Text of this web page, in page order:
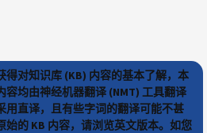
得对知识库 (KB) 内容的基本了解，本
容均由神经机器翻译 (NMT) 工具翻译
用直译，且有些字词的翻译可能不甚
始的 KB 内容，请浏览英文版本。如您